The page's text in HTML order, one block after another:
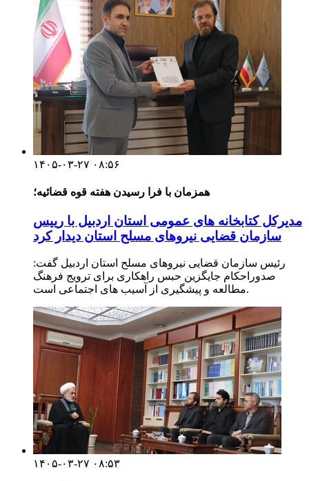
۱۴۰۵-۰۳-۲۷ ۰۸:۵۶
همزمان با فرا رسیدن هفته قوه قضائیه؛
مدیرکل کتابخانه های عمومی استان اردبیل با رییس
سازمان قضایی نیروهای مسلح استان دیدار کرد
رئیس سازمان قضایی نیروهای مسلح استان اردبیل گفت:
صدوراحکام جایگزین حبس راهکاری برای ترویج فرهنگ
مطالعه و پیشگیری از آسیب های اجتماعی است.
۱۴۰۵-۰۳-۲۷ ۰۸:۵۳